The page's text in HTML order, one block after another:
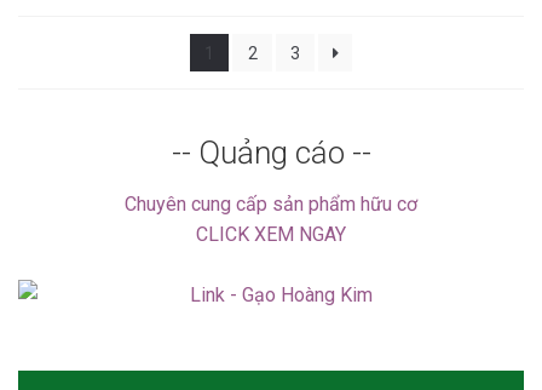
2 3
-- Quảng cáo --
Chuyên cung cấp sản phẩm hữu cơ
CLICK XEM NGAY